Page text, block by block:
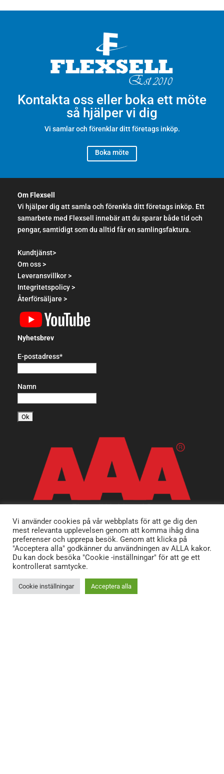
Kontakta oss eller boka ett möte
så hjälper vi dig
Vi samlar och förenklar ditt företags inköp.
Boka möte
Om Flexsell
Vi hjälper dig att samla och förenkla ditt företags inköp. Ett
samarbete med Flexsell innebär att du sparar både tid och
pengar, samtidigt som du alltid får en samlingsfaktura.
Kundtjänst>
Om oss >
Leveransvillkor >
Integritetspolicy >
Återförsäljare >
Nyhetsbrev
E-postadress*
Namn
Vi använder cookies på vår webbplats för att ge dig den
mest relevanta upplevelsen genom att komma ihåg dina
preferenser och upprepa besök. Genom att klicka på
"Acceptera alla" godkänner du användningen av ALLA kakor.
Du kan dock besöka "Cookie -inställningar" för att ge ett
kontrollerat samtycke.
Cookie inställningar Acceptera alla